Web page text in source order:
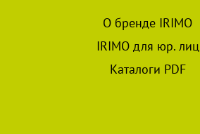
О бренде IRIMO
IRIMO для юр. лиц
Каталоги PDF